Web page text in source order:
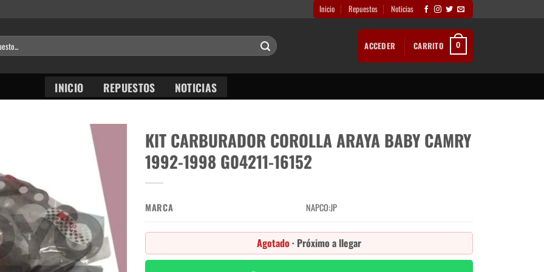
Inicio Repuestos Noticias
ACCEDER CARRITO 0
INICIO REPUESTOS NOTICIAS
KIT CARBURADOR COROLLA ARAYA BABY CAMRY
1992-1998 G04211-16152
MARCA NAPCO:JP
Agotado · Próximo a llegar